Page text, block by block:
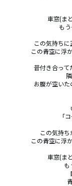
車窓(ま
も
この気持ち
この青空に浮
昔付き合って
お腹が空い
「
この気持
この青空に浮
車窓(ま
も